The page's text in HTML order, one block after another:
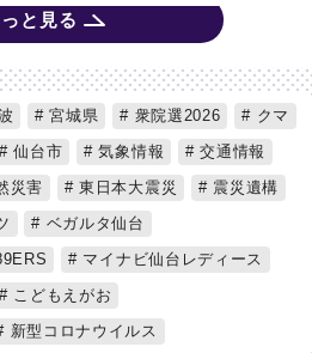
っと見る
宮城県 衆院選2026
クマ
仙台市 気象情報
交通情報
災害 東日本大震災
震災遺構
ベガルタ仙台
マイナビ仙台レディース
こどもえがお
新型コロナウイルス